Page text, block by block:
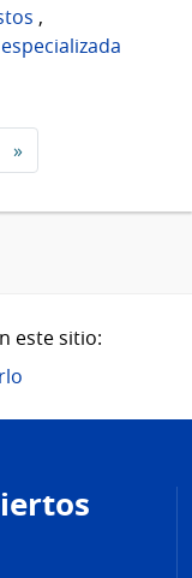
,
»
este sitio: